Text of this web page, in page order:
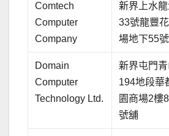
Comtech
Computer
Company
新界上水
33號龍豐
場地下55
Domain
Computer
Technology Ltd.
新界屯門
194地段華
園商場2樓
號舖